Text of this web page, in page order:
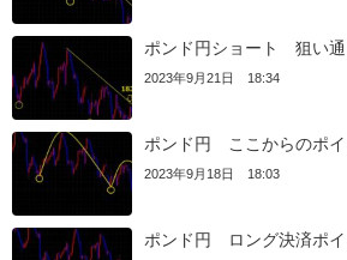
ポンド円ショート 狙い
2023年9月21日 18:34
ポンド円 ここからのポイ
2023年9月18日 18:03
ポンド円 ロング決済ポイ